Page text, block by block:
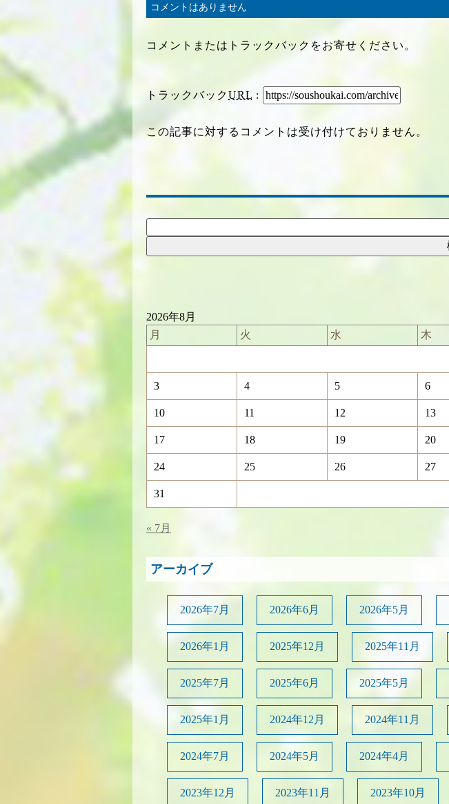
コメントはありません
コメントまたはトラックバックをお寄せください。
トラックバックURL :
この記事に対するコメントは受け付けておりません。
2026年8月
月
火 水 木
3 4 5 6
10 11 12 13
17 18 19 20
24 25 26 27
31
« 7月
アーカイブ
2026年7月 2026年6月 2026年5月
2026年1月 2025年12月 2025年11月
2025年7月 2025年6月 2025年5月
2025年1月 2024年12月 2024年11月
2024年7月 2024年5月 2024年4月
2023年12月 2023年11月 2023年10月